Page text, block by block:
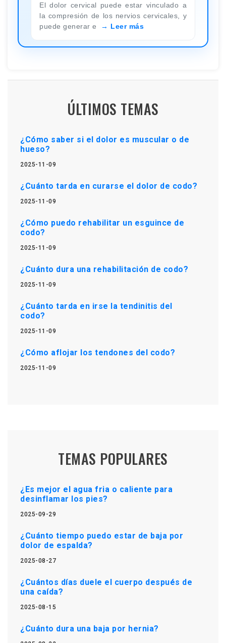
El dolor cervical puede estar vinculado a
la compresión de los nervios cervicales, y
puede generar e
Leer más
ÚLTIMOS TEMAS
¿Cómo saber si el dolor es muscular o de
hueso?
2025-11-09
¿Cuánto tarda en curarse el dolor de codo?
2025-11-09
¿Cómo puedo rehabilitar un esguince de
codo?
2025-11-09
¿Cuánto dura una rehabilitación de codo?
2025-11-09
¿Cuánto tarda en irse la tendinitis del
codo?
2025-11-09
¿Cómo aflojar los tendones del codo?
2025-11-09
TEMAS POPULARES
¿Es mejor el agua fria o caliente para
desinflamar los pies?
2025-09-29
¿Cuánto tiempo puedo estar de baja por
dolor de espalda?
2025-08-27
¿Cuántos días duele el cuerpo después de
una caída?
2025-08-15
¿Cuánto dura una baja por hernia?